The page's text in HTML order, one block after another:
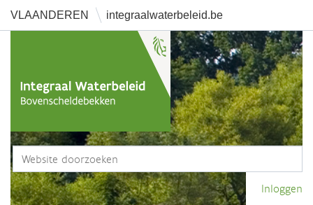
VLAANDEREN integraalwaterbeleid.be
Zoek
Geavanceerd zoeken...
Inloggen